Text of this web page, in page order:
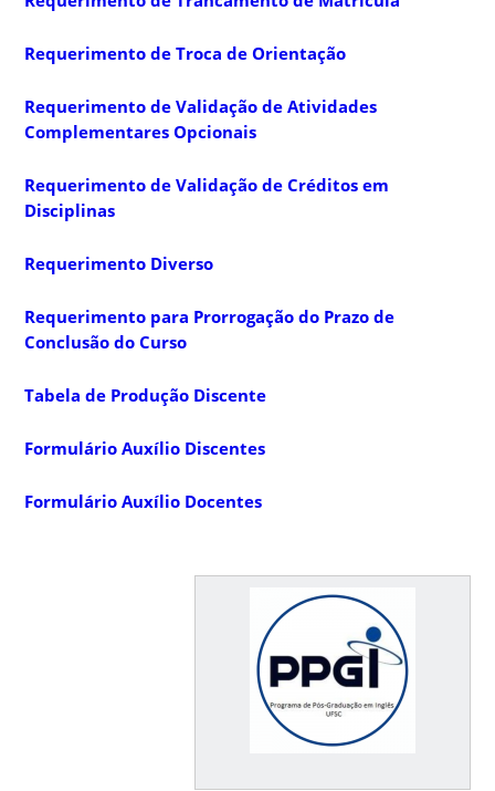
Requerimento de Troca de Orientação
Requerimento de Validação de Atividades
Complementares Opcionais
Requerimento de Validação de Créditos em
Disciplinas
Requerimento Diverso
Requerimento para Prorrogação do Prazo de
Conclusão do Curso
Tabela de Produção Discente
Formulário Auxílio Discentes
Formulário Auxílio Docentes